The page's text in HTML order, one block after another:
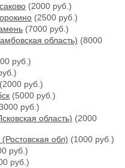
(2000 руб.)
(2500 руб.)
(7000 руб.)
область) (8000
руб.)
(2000 руб.)
(5000 руб.)
руб.)
область) (2000
обл) (1000 руб.)
руб.)
руб.)